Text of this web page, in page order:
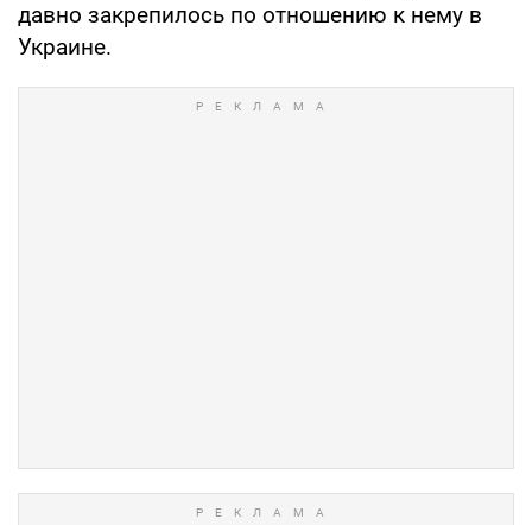
давно закрепилось по отношению к нему в
Украине.